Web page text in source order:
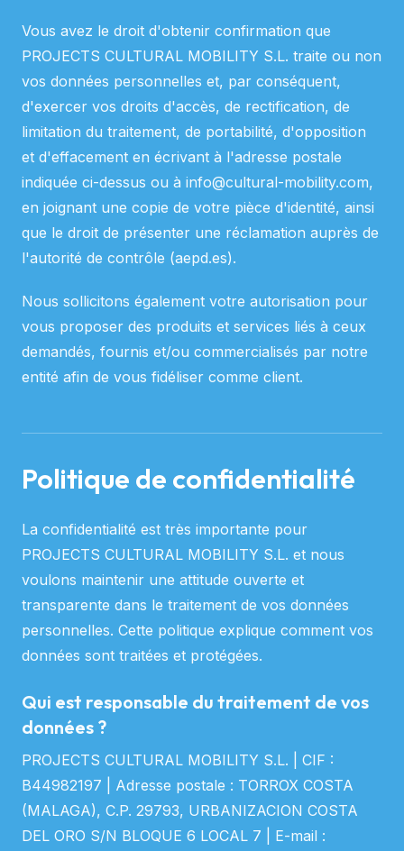
Vous avez le droit d'obtenir confirmation que
PROJECTS CULTURAL MOBILITY S.L. traite ou non
vos données personnelles et, par conséquent,
d'exercer vos droits d'accès, de rectification, de
limitation du traitement, de portabilité, d'opposition
et d'effacement en écrivant à l'adresse postale
indiquée ci-dessus ou à info@cultural-mobility.com,
en joignant une copie de votre pièce d'identité, ainsi
que le droit de présenter une réclamation auprès de
l'autorité de contrôle (aepd.es).
Nous sollicitons également votre autorisation pour
vous proposer des produits et services liés à ceux
demandés, fournis et/ou commercialisés par notre
entité afin de vous fidéliser comme client.
Politique de confidentialité
La confidentialité est très importante pour
PROJECTS CULTURAL MOBILITY S.L. et nous
voulons maintenir une attitude ouverte et
transparente dans le traitement de vos données
personnelles. Cette politique explique comment vos
données sont traitées et protégées.
Qui est responsable du traitement de vos
données ?
PROJECTS CULTURAL MOBILITY S.L. | CIF :
B44982197 | Adresse postale : TORROX COSTA
(MALAGA), C.P. 29793, URBANIZACION COSTA
DEL ORO S/N BLOQUE 6 LOCAL 7 | E-mail :